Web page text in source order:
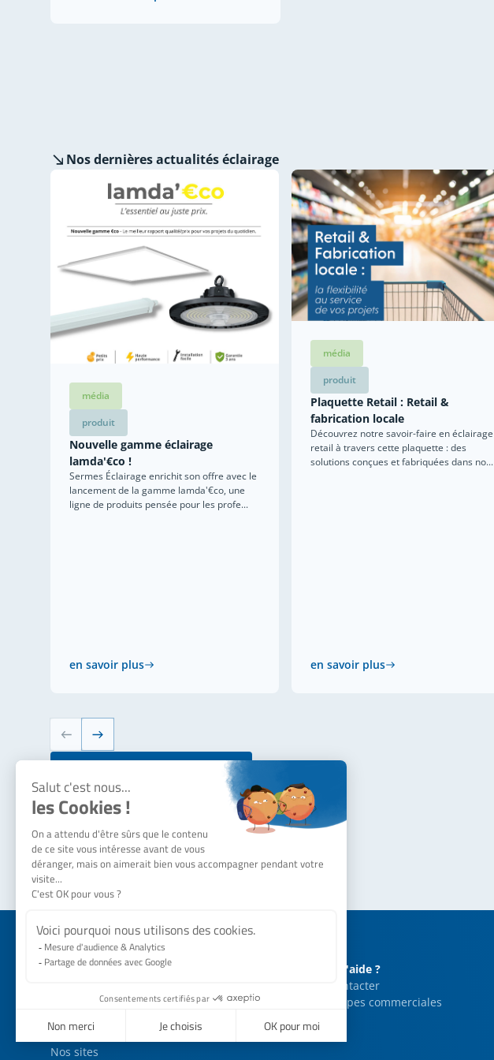
Nos dernièresactualités éclairage
média
produit
Nouvelle gamme éclairage
lamda'€co !
Sermes Éclairage enrichit son offre avec le
lancement de la gamme lamda'€co, une
ligne de produits pensée pour les profe...
en savoir plus
média
produit
Plaquette Retail : Retail &
fabrication locale
Découvrez notre savoir-faire en éclairage
retail à travers cette plaquette : des
solutions conçues et fabriquées dans no...
en savoir plus
voir toutes nos actualités
Notre société
Actualités
SERMES recrute
Nos engagements
Nos sites
Besoin d'aide ?
Nous contacter
Nos équipes commerciales